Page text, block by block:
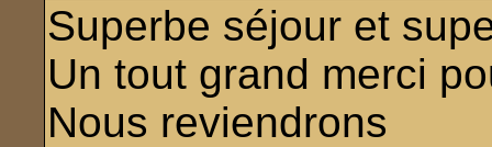
Superbe séjour et
Un tout grand merci
Nous reviendrons